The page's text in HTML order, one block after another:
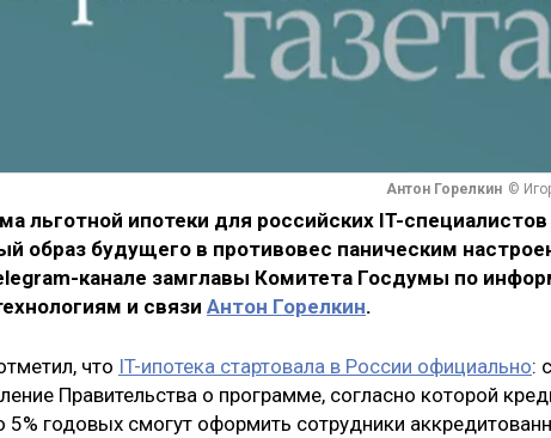
Антон Горелкин ©
льготной ипотеки для российских IT-
образ будущего в противовес паническим
канале замглавы Комитета Госдумы по
и связи Антон Горелкин.
что IT-ипотека стартовала в России официально:
Правительства о программе, согласно которой
5% годовых смогут оформить сотрудники